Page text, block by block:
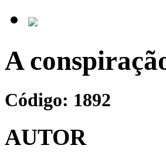
A
Código: 1892
AUTOR